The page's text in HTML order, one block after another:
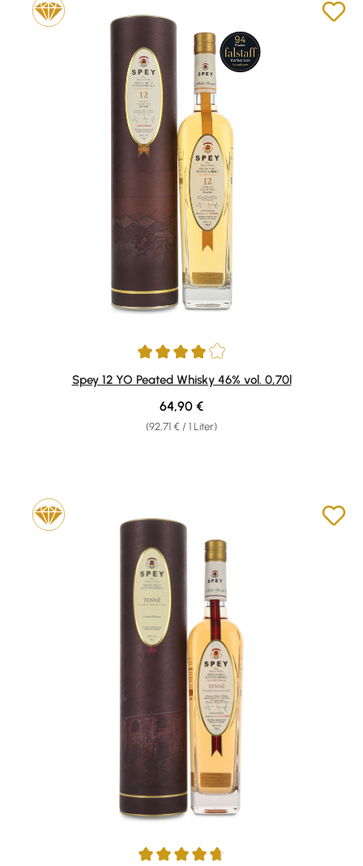
Durchschnittliche Bewertung von 4 von 5 Sternen
Spey 12 YO Peated Whisky 46% vol. 0,70l
(92,71 € / 1 Liter)
Regulärer Preis:
64,90 €